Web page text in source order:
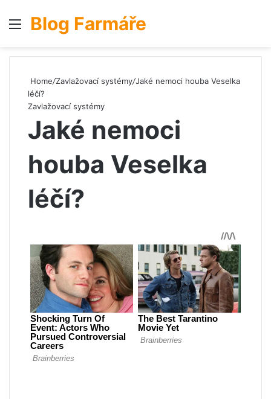
Menu
Blog Farmáře
Home/Zavlažovací systémy/Jaké nemoci houba Veselka
léčí?
Zavlažovací systémy
Jaké nemoci
houba Veselka
léčí?